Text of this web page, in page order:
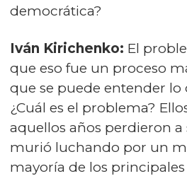
democrática?
Iván Kirichenko: El
que eso fue un proceso
que se puede entender lo
¿Cuál es el problema?
aquellos años perdieron a
murió luchando por un
mayoría de los